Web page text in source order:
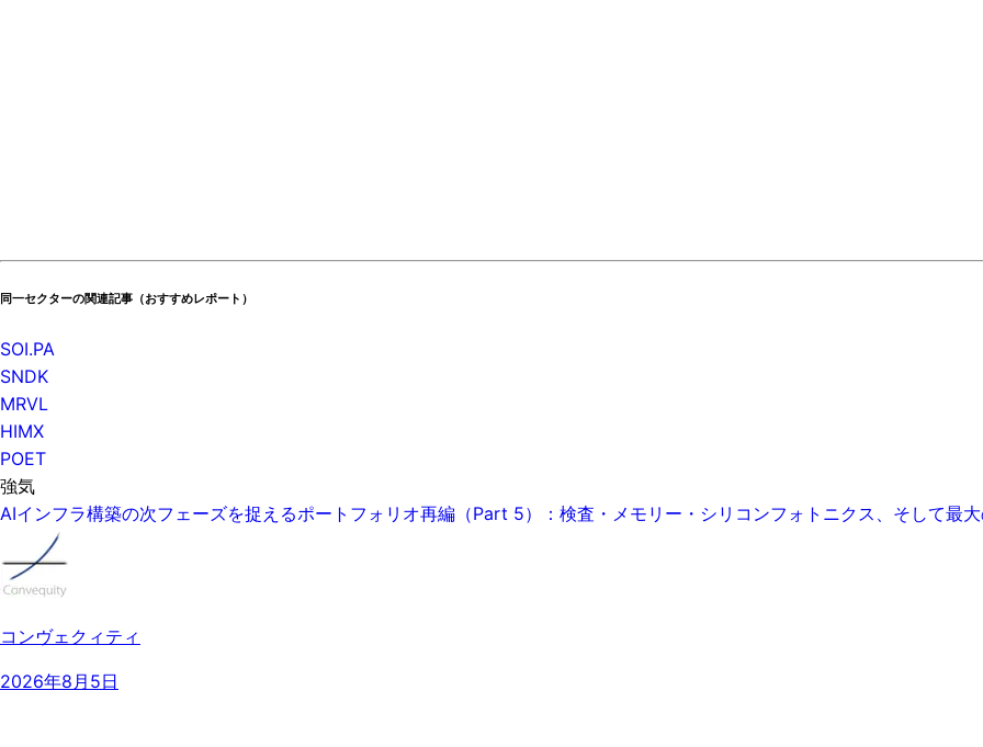
同一セクターの関連記事（おすすめレポート）
SOI.PA
SNDK
MRVL
HIMX
POET
強気
AIインフラ構築の次フェーズを捉えるポートフォリオ再編（Part 5）：検査・メモリー・シリコンフォトニクス、そして最
コンヴェクィティ
2026年8月5日